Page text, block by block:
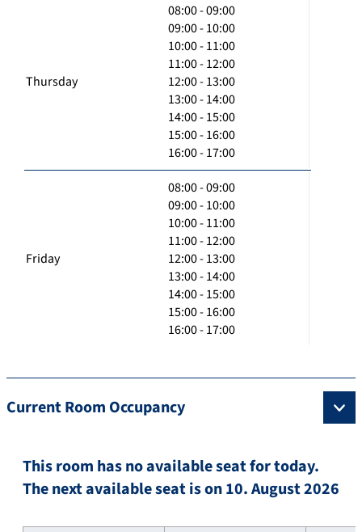
Thursday
08:00 - 09:00
09:00 - 10:00
10:00 - 11:00
11:00 - 12:00
12:00 - 13:00
13:00 - 14:00
14:00 - 15:00
15:00 - 16:00
16:00 - 17:00
Friday
08:00 - 09:00
09:00 - 10:00
10:00 - 11:00
11:00 - 12:00
12:00 - 13:00
13:00 - 14:00
14:00 - 15:00
15:00 - 16:00
16:00 - 17:00
Current Room Occupancy
This room has no available seat for today.
The next available seat is on 10. August 2026